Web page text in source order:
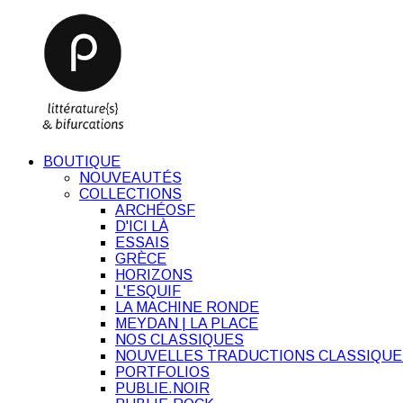
BOUTIQUE
NOUVEAUTÉS
COLLECTIONS
ARCHÉOSF
D'ICI LÀ
ESSAIS
GRÈCE
HORIZONS
L'ESQUIF
LA MACHINE RONDE
MEYDAN | LA PLACE
NOS CLASSIQUES
NOUVELLES TRADUCTIONS
PORTFOLIOS
PUBLIE.NOIR